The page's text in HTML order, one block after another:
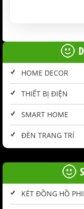
HOME DECOR
THIẾT BỊ ĐIỆN
SMART HOME
ĐÈN TRANG TRÍ
KÉT ĐỒNG HỒ